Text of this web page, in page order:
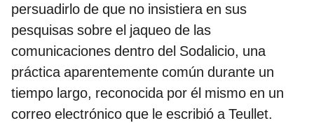
persuadirlo de que no insistiera en sus
pesquisas sobre el jaqueo de las
comunicaciones dentro del Sodalicio, una
práctica aparentemente común durante un
tiempo largo, reconocida por él mismo en un
correo electrónico que le escribió a Teullet.